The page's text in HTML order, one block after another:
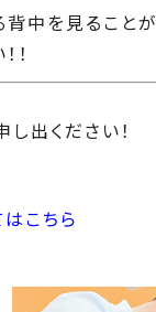
中を見ることが
！
出ください！
こちら